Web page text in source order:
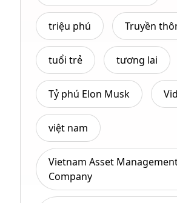
triệu phú Truyền
tuổi trẻ tương lai
Tỷ phú Elon Musk
việt nam
Vietnam Asset
Company